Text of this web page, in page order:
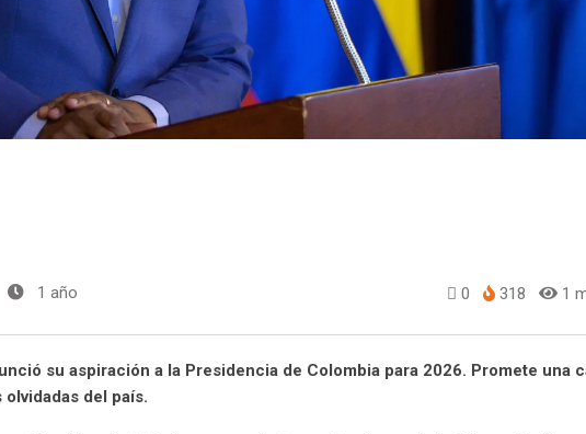
1 año 0 318 1
su aspiración a la Presidencia de Colombia para 2026. Promete una
del país.